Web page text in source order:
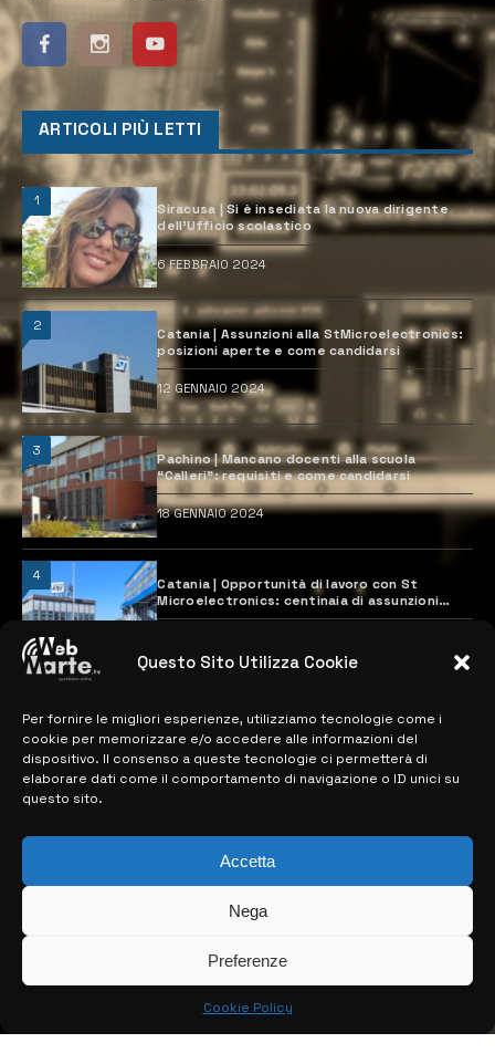
Questo Sito Utilizza Cookie
Per fornire le migliori esperienze, utilizziamo tecnologie come i
cookie per memorizzare e/o accedere alle informazioni del
dispositivo. Il consenso a queste tecnologie ci permetterà di
elaborare dati come il comportamento di navigazione o ID unici su
questo sito.
Accetta
Nega
Preferenze
Cookie Policy
ARTICOLI PIÙ LETTI
1
Siracusa | Si è insediata la nuova dirigente
dell’Ufficio scolastico
6 FEBBRAIO 2024
2
Catania | Assunzioni alla StMicroelectronics:
posizioni aperte e come candidarsi
12 GENNAIO 2024
3
Pachino | Mancano docenti alla scuola
“Calleri”: requisiti e come candidarsi
18 GENNAIO 2024
4
Catania | Opportunità di lavoro con St
Microelectronics: centinaia di assunzioni
previste
MAPPA DEL SITO
> NOTIZIE